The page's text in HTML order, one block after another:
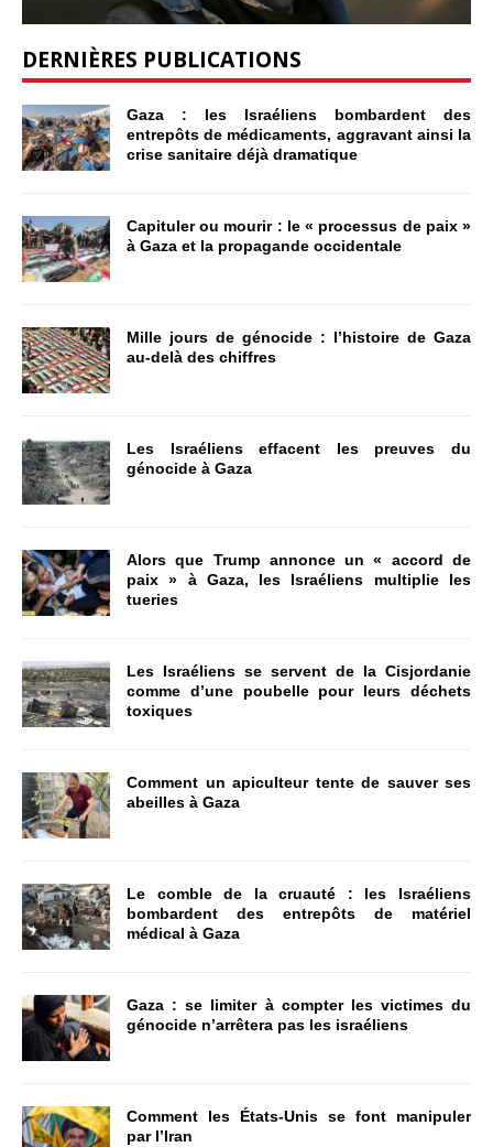
DERNIÈRES PUBLICATIONS
Gaza : les Israéliens bombardent des
entrepôts de médicaments, aggravant ainsi la
crise sanitaire déjà dramatique
Capituler ou mourir : le « processus de paix »
à Gaza et la propagande occidentale
Mille jours de génocide : l’histoire de Gaza
au-delà des chiffres
Les Israéliens effacent les preuves du
génocide à Gaza
Alors que Trump annonce un « accord de
paix » à Gaza, les Israéliens multiplie les
tueries
Les Israéliens se servent de la Cisjordanie
comme d’une poubelle pour leurs déchets
toxiques
Comment un apiculteur tente de sauver ses
abeilles à Gaza
Le comble de la cruauté : les Israéliens
bombardent des entrepôts de matériel
médical à Gaza
Gaza : se limiter à compter les victimes du
génocide n’arrêtera pas les israéliens
Comment les États-Unis se font manipuler
par l’Iran